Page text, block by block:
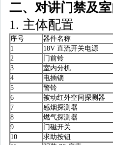
二、对讲门禁及
1. 主体配置
序号
器件名称
1
18V 直流开关电源
2
门前铃
3
室内分机
4
电插锁
5
警铃
6
被动红外空间探测器
7
感烟探测器
8
燃气探测器
9
门磁开关
10
求助按钮